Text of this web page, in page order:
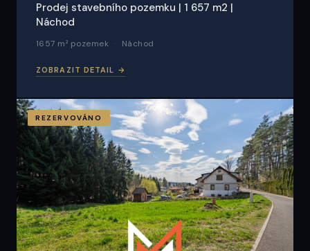
Prodej stavebního pozemku | 1 657 m2 |
Náchod
1657 m² pozemek Náchod
ZOBRAZIT DETAIL →
REZERVOVÁNO